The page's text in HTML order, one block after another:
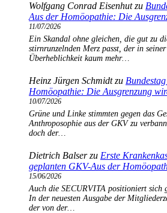
Wolfgang Conrad Eisenhutzu
Aus der Homöopathie: Die
11/07/2026
Ein Skandal ohne gleichen, die gut zu
stirnrunzelnden Merz passt, der in
Überheblichkeit kaum mehr…
Heinz Jürgen Schmidtzu
Homöopathie: Die Ausgrenzung
10/07/2026
Grüne und Linke stimmten gegen das
Anthroposophie aus der GKV zu
doch der…
Dietrich Balserzu Erste
geplanten GKV-Aus der
15/06/2026
Auch die SECURVITA positioniert sich
In der neuesten Ausgabe der
der von der…